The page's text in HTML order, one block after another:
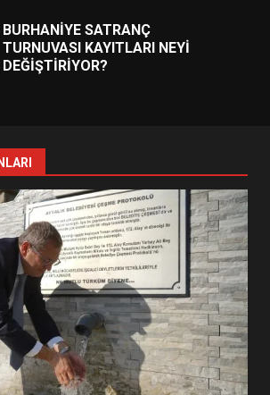
BURHANİYE SATRANÇ
TURNUVASI KAYITLARI NEYİ
DEĞİŞTİRİYOR?
YENİ YÖNETİM NASIL
ŞEKİLLENDİ?
AYVALIK SU MİRASI İÇİN
HAREKETE GEÇİYOR: GÖZLER
BULUŞMADA
ESA 2026’DA TÜRK BAHARATI
NEYİ TEMSİL ETTİ?